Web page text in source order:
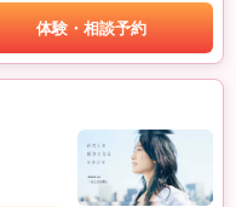
体験・相談予約